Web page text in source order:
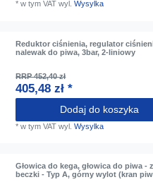
*w tym VAT wyl.Wysylka
Reduktor ciśnienia, regulator
nalewak do piwa, 3bar, 2-liniowy
RRP 452,40 zł
405,48 zł *
Dodaj do koszyka
*w tym VAT wyl.Wysylka
Głowica do kega, głowica do piwa -
beczki - Typ A, górny wylot (kran